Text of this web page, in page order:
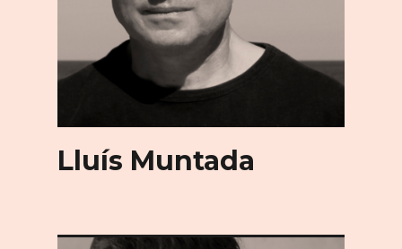
Lluís Muntada